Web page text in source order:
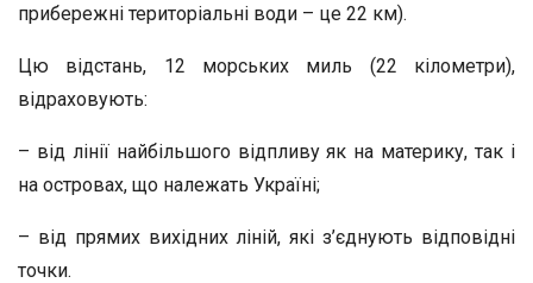
прибережні територіальні води – це 22 км).
Цю відстань, 12 морських миль (22 кілометри),
відраховують:
– від лінії найбільшого відпливу як на материку, так і
на островах, що належать Україні;
– від прямих вихідних ліній, які з’єднують відповідні
точки.